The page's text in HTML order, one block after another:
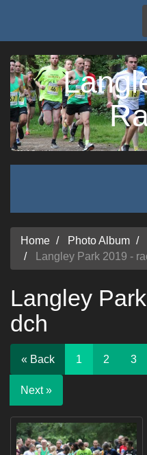
Home Photo Album
Langley Park 2019 -
Langley
dch
« Back 1 2 3
Next »